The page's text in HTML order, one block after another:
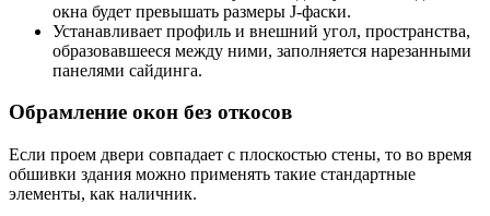
окна будет превышать размеры J-фаски.
Устанавливает профиль и внешний угол, пространства,
образовавшееся между ними, заполняется нарезанными
панелями сайдинга.
Обрамление окон без откосов
Если проем двери совпадает с плоскостью стены, то во время
обшивки здания можно применять такие стандартные
элементы, как наличник.